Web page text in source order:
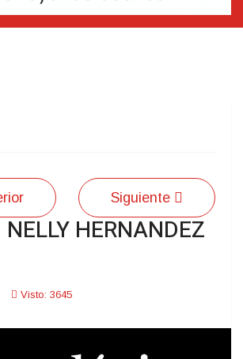
Siguiente
HERNANDEZ
Visto: 3645